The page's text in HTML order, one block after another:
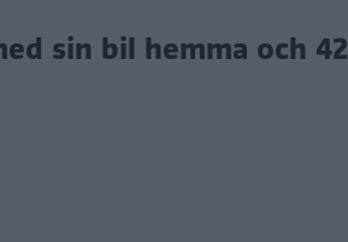
sin bil hemma och 42